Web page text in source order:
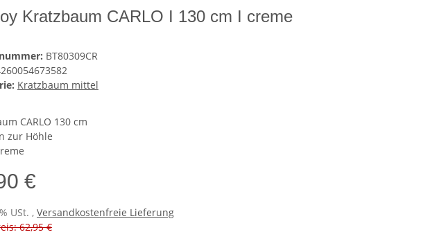
Kratzbaum CARLO I 130 cm I creme
BT80309CR
Kratzbaum mittel
CARLO 130 cm
zur Höhle
€
USt. , Versandkostenfreie Lieferung
62,95 €